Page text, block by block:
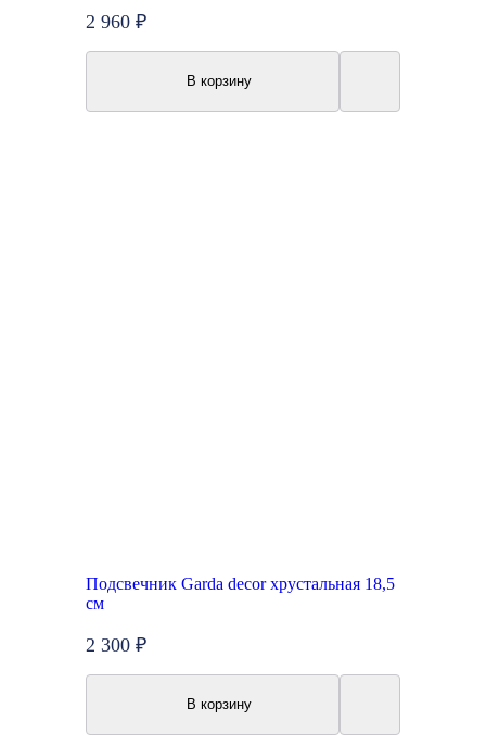
2 960 ₽
В корзину
Подсвечник Garda decor хрустальная 18,5
см
2 300 ₽
В корзину